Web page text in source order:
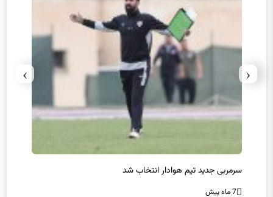
سرمربی جدید تیم هوادار انتخاب شد